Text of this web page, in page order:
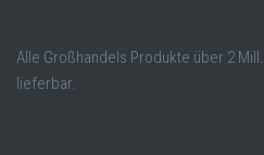
Alle Großhandels Produkte über 2
lieferbar.